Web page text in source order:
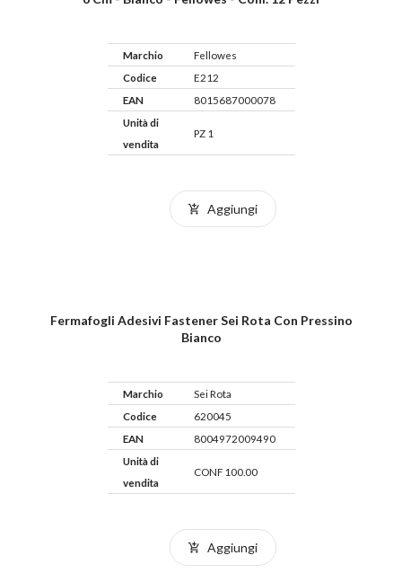
Marchio
Fellowes
Codice
E212
EAN
8015687000078
Unità di
vendita
PZ 1
Aggiungi
Fermafogli Adesivi Fastener Sei Rota Con Pressino
Bianco
Marchio
Sei Rota
Codice
620045
EAN
8004972009490
Unità di
vendita
CONF 100.00
Aggiungi